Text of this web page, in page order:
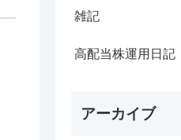
雑記
高配当株運用日記
アーカイブ